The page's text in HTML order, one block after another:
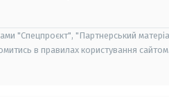
"Спецпроєкт", "Партнерський
в правилах користування